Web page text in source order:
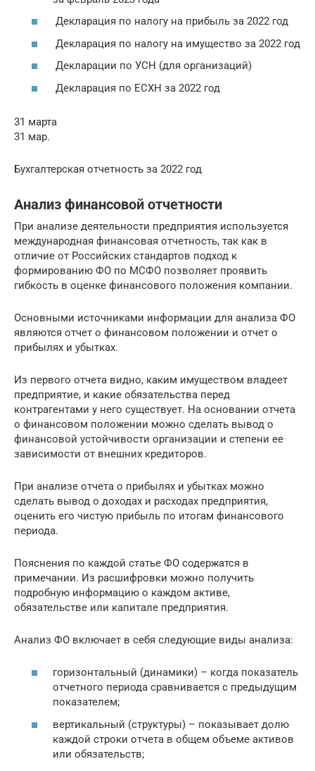
Декларация по налогу на прибыль за 2022 год
Декларация по налогу на имущество за 2022 год
Декларации по УСН (для организаций)
Декларация по ЕСХН за 2022 год
31 марта
31 мар.
Бухгалтерская отчетность за 2022 год
Анализ финансовой отчетности
При анализе деятельности предприятия используется
международная финансовая отчетность, так как в
отличие от Российских стандартов подход к
формированию ФО по МСФО позволяет проявить
гибкость в оценке финансового положения компании.
Основными источниками информации для анализа ФО
являются отчет о финансовом положении и отчет о
прибылях и убытках.
Из первого отчета видно, каким имуществом владеет
предприятие, и какие обязательства перед
контрагентами у него существует. На основании отчета
о финансовом положении можно сделать вывод о
финансовой устойчивости организации и степени ее
зависимости от внешних кредиторов.
При анализе отчета о прибылях и убытках можно
сделать вывод о доходах и расходах предприятия,
оценить его чистую прибыль по итогам финансового
периода.
Пояснения по каждой статье ФО содержатся в
примечании. Из расшифровки можно получить
подробную информацию о каждом активе,
обязательстве или капитале предприятия.
Анализ ФО включает в себя следующие виды анализа:
горизонтальный (динамики) – когда показатель
отчетного периода сравнивается с предыдущим
показателем;
вертикальный (структуры) – показывает долю
каждой строки отчета в общем объеме активов
или обязательств;